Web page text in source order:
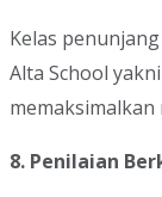
Kelas
Alta School
8. Penilaian